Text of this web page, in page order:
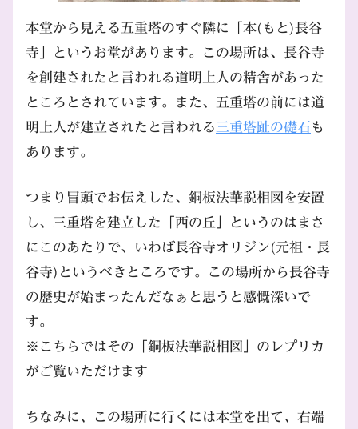
本堂から見える五重塔のすぐ隣に「本(もと)長谷
寺」というお堂があります。この場所は、長谷寺
を創建されたと言われる道明上人の精舎があった
ところとされています。また、五重塔の前には道
明上人が建立されたと言われる 三重塔趾の礎石も
あります。
つまり冒頭でお伝えした、銅板法華説相図を安置
し、三重塔を建立した「西の丘」というのはまさ
にこのあたりで、いわば長谷寺オリジン(元祖・長
谷寺)というべきところです。この場所から長谷寺
の歴史が始まったんだなぁと思うと感慨深いで
す。
※こちらではその「銅板法華説相図」のレプリカ
がご覧いただけます
ちなみに、この場所に行くには本堂を出て、右端